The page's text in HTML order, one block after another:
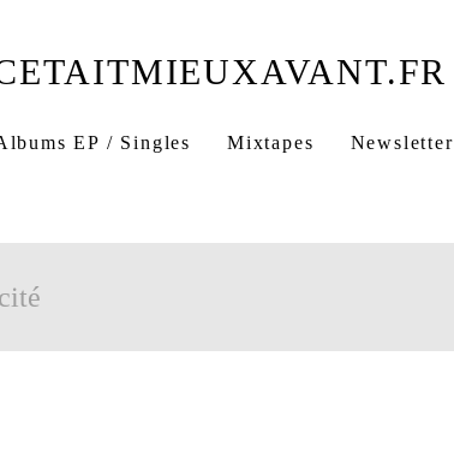
EP / Singles Mixtapes Newsletter